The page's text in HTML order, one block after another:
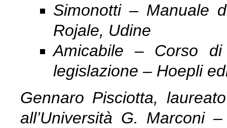
Simonotti – Manuale
Rojale, Udine
Amicabile – Corso
legislazione – Hoepli
Gennaro Pisciotta,
all’Università G. Marconi